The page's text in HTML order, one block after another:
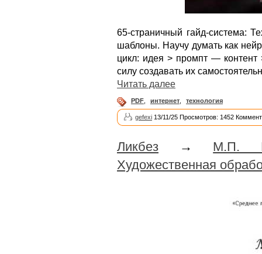
65-страничный гайд-система:
шаблоны. Научу думать как
цикл: идея > промпт —
силу создавать их
Читать далее
PDF, интернет, технология
gefexi 13/11/25 Просмотров: 1452
Ликбез → М.П.
Художественная